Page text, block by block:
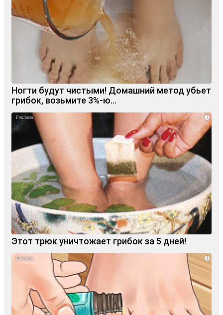
Ногти будут чистыми! Домашний метод убьет
грибок, возьмите 3%-ю…
i
Этот трюк уничтожает грибок за 5 дней!
i